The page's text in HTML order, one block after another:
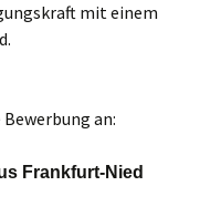
mit einem
an:
Frankfurt-Nied